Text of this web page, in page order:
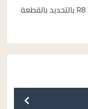
الجديدة بقلب الحي السكني الثامن R8 بالتحديد بالقطعة